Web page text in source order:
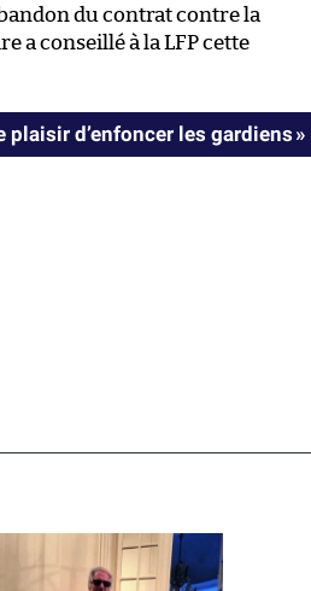
du contrat contre la
a conseillé à la LFP cette
d’enfoncer les gardiens »